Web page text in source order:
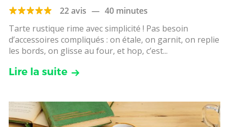
22 avis — 40 minutes
Tarte rustique rime avec simplicité ! Pas besoin
d’accessoires compliqués : on étale, on garnit, on replie
les bords, on glisse au four, et hop, c’est...
Lire la suite